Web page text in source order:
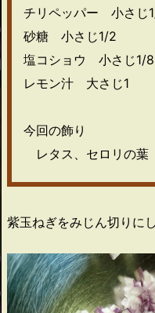
チリペッパー 小さじ
砂糖 小さじ1/2
塩コショウ 小さじ1/8
レモン汁 大さじ1
今回の飾り
レタス、セロリの葉
紫玉ねぎをみじん切りに